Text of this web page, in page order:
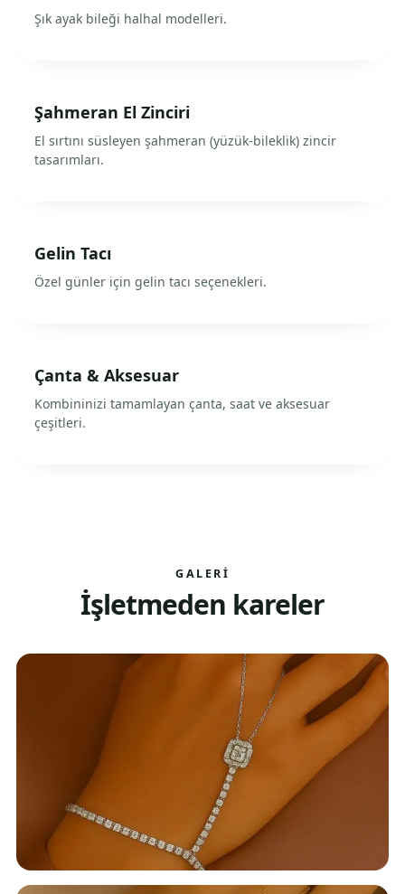
Şık ayak bileği halhal modelleri.
Şahmeran El Zinciri
El sırtını süsleyen şahmeran (yüzük-bileklik) zincir
tasarımları.
Gelin Tacı
Özel günler için gelin tacı seçenekleri.
Çanta & Aksesuar
Kombininizi tamamlayan çanta, saat ve aksesuar
çeşitleri.
GALERI
İşletmeden kareler